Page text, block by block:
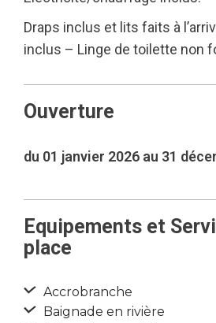
Draps inclus et lits faits à
inclus – Linge de toilette non
Ouverture
du 01 janvier 2026 au 31
Equipements et
place
Accrobranche
Baignade en rivière